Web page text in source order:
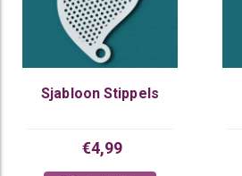
Sjabloon Stippels
€4,99